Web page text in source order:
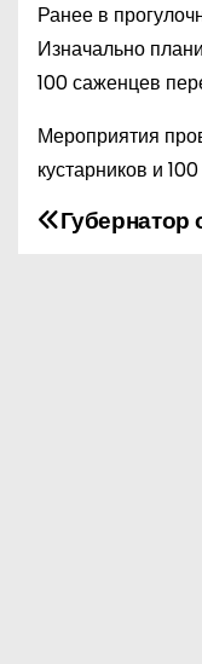
Ранее в
Изначально
100 саженцев
Мероприятия
кустарников и
НГубернатор